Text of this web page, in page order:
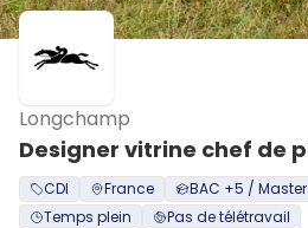
Longchamp
CDI France BAC +5 / Master
Temps plein
Pas de télétravail